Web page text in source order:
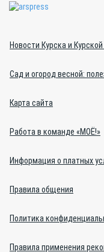
Новости Курска и
Сад и огород весной:
Карта сайта
Работа в команде «МОЁ!»
Информация о платных
Правила общения
Политика
Правила применения